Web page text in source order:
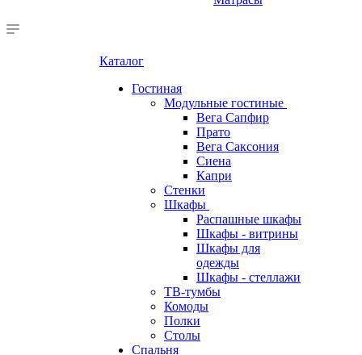
Каталог
Гостиная
Модульные гостиные
Вега Сапфир
Прато
Вега Саксония
Сиена
Капри
Стенки
Шкафы
Распашные шкафы
Шкафы - витрины
Шкафы для
одежды
Шкафы - стеллажи
ТВ-тумбы
Комоды
Полки
Столы
Спальня